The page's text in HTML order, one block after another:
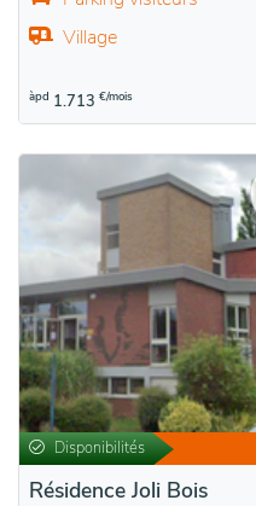
Village
àpd 1.713 €/mois
Disponibilités
Résidence Joli Bois